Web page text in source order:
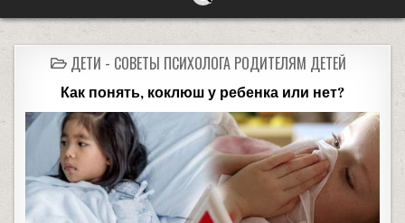
ДЕТИ - СОВЕТЫ ПСИХОЛОГА РОДИТЕЛЯМ ДЕТЕЙ
Как понять, коклюш у ребенка или нет?